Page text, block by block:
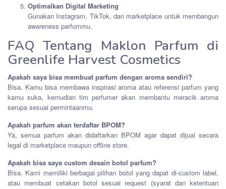
Optimalkan Digital Marketing
Gunakan Instagram, TikTok, dan marketplace untuk membangun
awareness parfummu.
FAQ Tentang Maklon Parfum di
Greenlife Harvest Cosmetics
Apakah saya bisa membuat parfum dengan aroma sendiri?
Bisa. Kamu bisa membawa inspirasi aroma atau referensi parfum yang
kamu suka, kemudian tim perfumer akan membantu meracik aroma
serupa sesuai permintaanmu.
Apakah parfum akan terdaftar BPOM?
Ya, semua parfum akan didaftarkan BPOM agar dapat dijual secara
legal di marketplace maupun offline store.
Apakah bisa saya custom desain botol parfum?
Bisa. Kami memiliki berbagai pilihan botol yang dapat di-custom label,
atau membuat cetakan botol sesuai request (syarat dan ketentuan